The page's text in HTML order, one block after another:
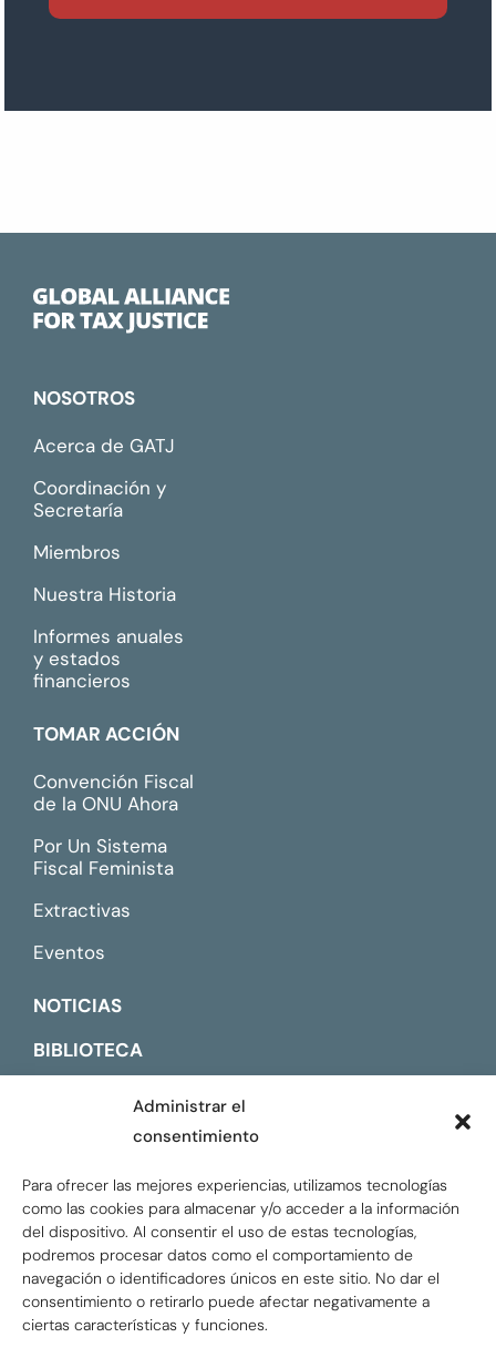
Administrar el
consentimiento
Para ofrecer las mejores experiencias, utilizamos tecnologías
como las cookies para almacenar y/o acceder a la información
del dispositivo. Al consentir el uso de estas tecnologías,
podremos procesar datos como el comportamiento de
navegación o identificadores únicos en este sitio. No dar el
consentimiento o retirarlo puede afectar negativamente a
ciertas características y funciones.
NOSOTROS
Acerca de GATJ
Coordinación y
Secretaría
Miembros
Nuestra Historia
Informes anuales
y estados
financieros
TOMAR ACCIÓN
Convención Fiscal
de la ONU Ahora
Por Un Sistema
Fiscal Feminista
Extractivas
Eventos
NOTICIAS
BIBLIOTECA